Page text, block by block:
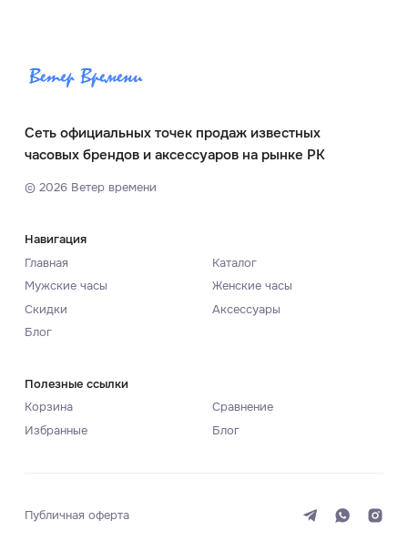
Сеть официальных точек продаж известных
часовых брендов и аксессуаров на рынке РК
© 2026Ветер времени
Навигация
Главная
Каталог
Мужские часы
Женские часы
Скидки
Аксессуары
Блог
Полезные ссылки
Корзина
Сравнение
Избранные
Блог
Публичная оферта Светлая